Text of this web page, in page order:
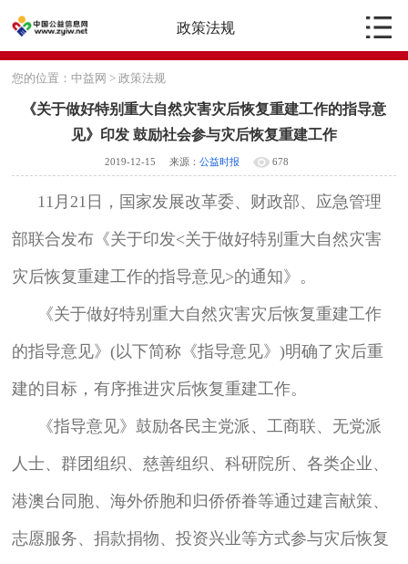
政策法规
您的位置：中益网 > 政策法规
《关于做好特别重大自然灾害灾后恢复重建工作的指导意
见》印发 鼓励社会参与灾后恢复重建工作
2019-12-15 来源：公益时报 678
11月21日，国家发展改革委、财政部、应急管理
部联合发布《关于印发<关于做好特别重大自然灾害
灾后恢复重建工作的指导意见>的通知》。
《关于做好特别重大自然灾害灾后恢复重建工作
的指导意见》(以下简称《指导意见》)明确了灾后重
建的目标，有序推进灾后恢复重建工作。
《指导意见》鼓励各民主党派、工商联、无党派
人士、群团组织、慈善组织、科研院所、各类企业、
港澳台同胞、海外侨胞和归侨侨眷等通过建言献策、
志愿服务、捐款捐物、投资兴业等方式参与灾后恢复